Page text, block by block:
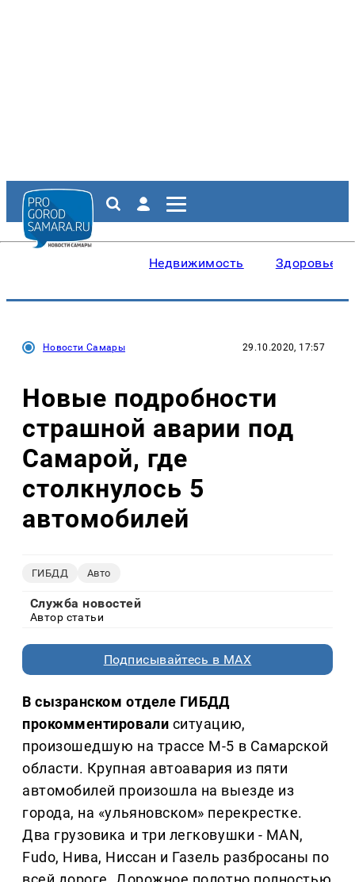
Недвижимость Здоровье
Новости Самары 29.10.2020, 17:57
Новые подробности
страшной аварии под
Самарой, где
столкнулось 5
автомобилей
ГИБДД Авто
Служба новостей
Автор статьи
Подписывайтесь в MAX
В сызранском отделе ГИБДД
прокомментировали ситуацию,
произошедшую на трассе М-5 в Самарской
области. Крупная автоавария из пяти
автомобилей произошла на выезде из
города, на «ульяновском» перекрестке.
Два грузовика и три легковушки - MAN,
Fudo, Нива, Ниссан и Газель разбросаны по